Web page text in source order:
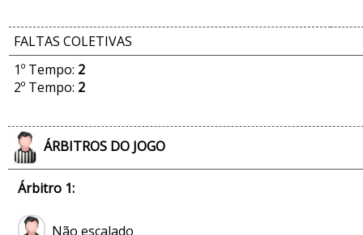
FALTAS COLETIVAS
1º Tempo: 2
2º Tempo: 2
ÁRBITROS DO JOGO
Árbitro 1:
Não escalado